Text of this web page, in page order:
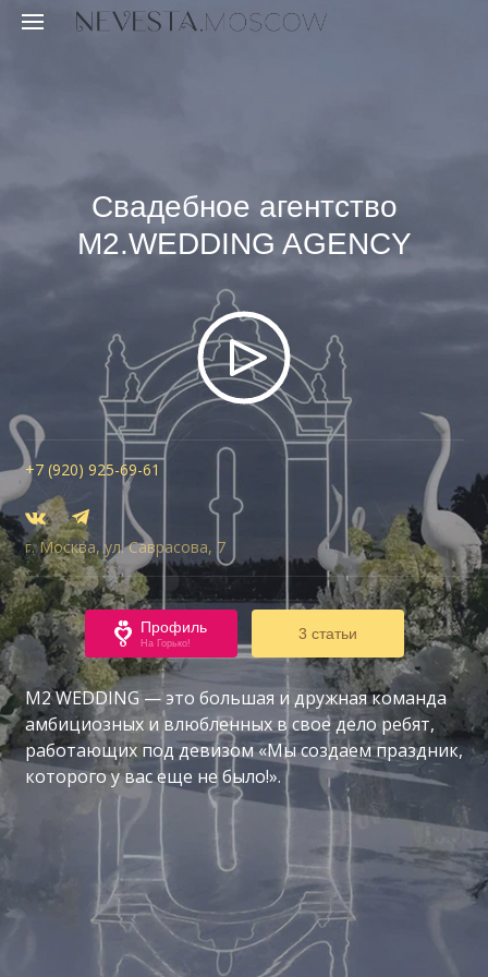
Свадебное агентство
M2.WEDDING AGENCY
+7 (920) 925-69-61
г. Москва, ул. Саврасова, 7
Профиль
На Горько!
3 статьи
М2 WEDDING — это большая и дружная команда
амбициозных и влюбленных в свое дело ребят,
работающих под девизом «Мы создаем праздник,
которого у вас еще не было!».